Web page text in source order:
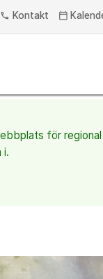
phone Kontakt calendar_today
för
i.